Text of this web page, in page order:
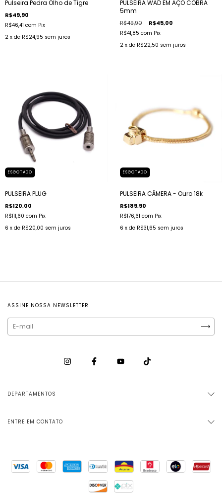
Pulseira Pedra Olho de Tigre
R$49,90
R$46,41 com Pix
2 x de R$24,95 sem juros
PULSEIRA WAD EM AÇO COBRA
5mm
R$49,90 R$45,00
R$41,85 com Pix
2 x de R$22,50 sem juros
ESGOTADO
PULSEIRA PLUG
R$120,00
R$111,60 com Pix
6 x de R$20,00 sem juros
ESGOTADO
PULSEIRA CÂMERA - Ouro 18k
R$189,90
R$176,61 com Pix
6 x de R$31,65 sem juros
ASSINE NOSSA NEWSLETTER
DEPARTAMENTOS
ENTRE EM CONTATO